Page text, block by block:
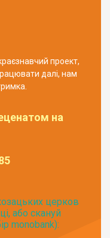
проект,
далі, нам
на
церков
або скануй
monobank):